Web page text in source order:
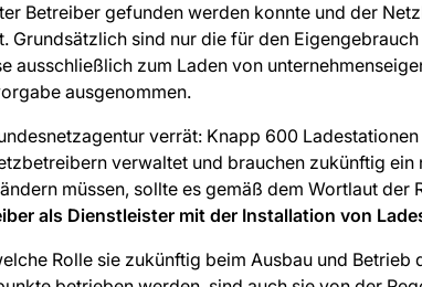
Betreiber gefunden werden konnte und der
Grundsätzlich sind nur die für den
ausschließlich zum Laden von
ausgenommen.
verrät: Knapp 600 Ladestationen
verwaltet und brauchen zukünftig ein
müssen, sollte es gemäß dem Wortlaut der
als Dienstleister mit der Installation von
Rolle sie zukünftig beim Ausbau und